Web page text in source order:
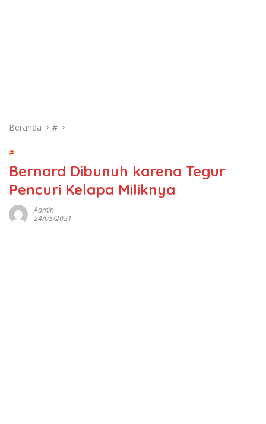
Beranda #
#
Bernard Dibunuh karena Tegur
Pencuri Kelapa Miliknya
Admin
24/05/2021